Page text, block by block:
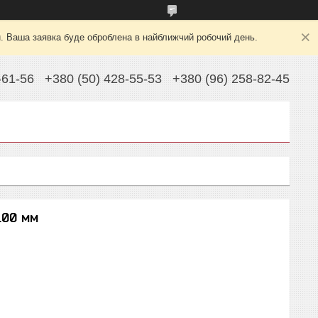
Ваша заявка буде оброблена в найближчий робочий день.
56 +380 (50) 428-55-53 +380 (96) 258-82-45
мм